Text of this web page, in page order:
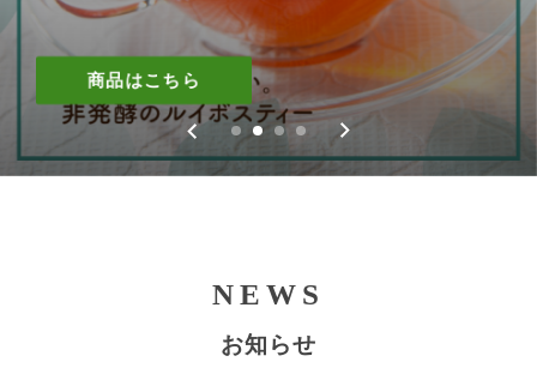
商品はこちら
商品はこちら
商品はこちら
商品はこちら
NEWS
お知らせ